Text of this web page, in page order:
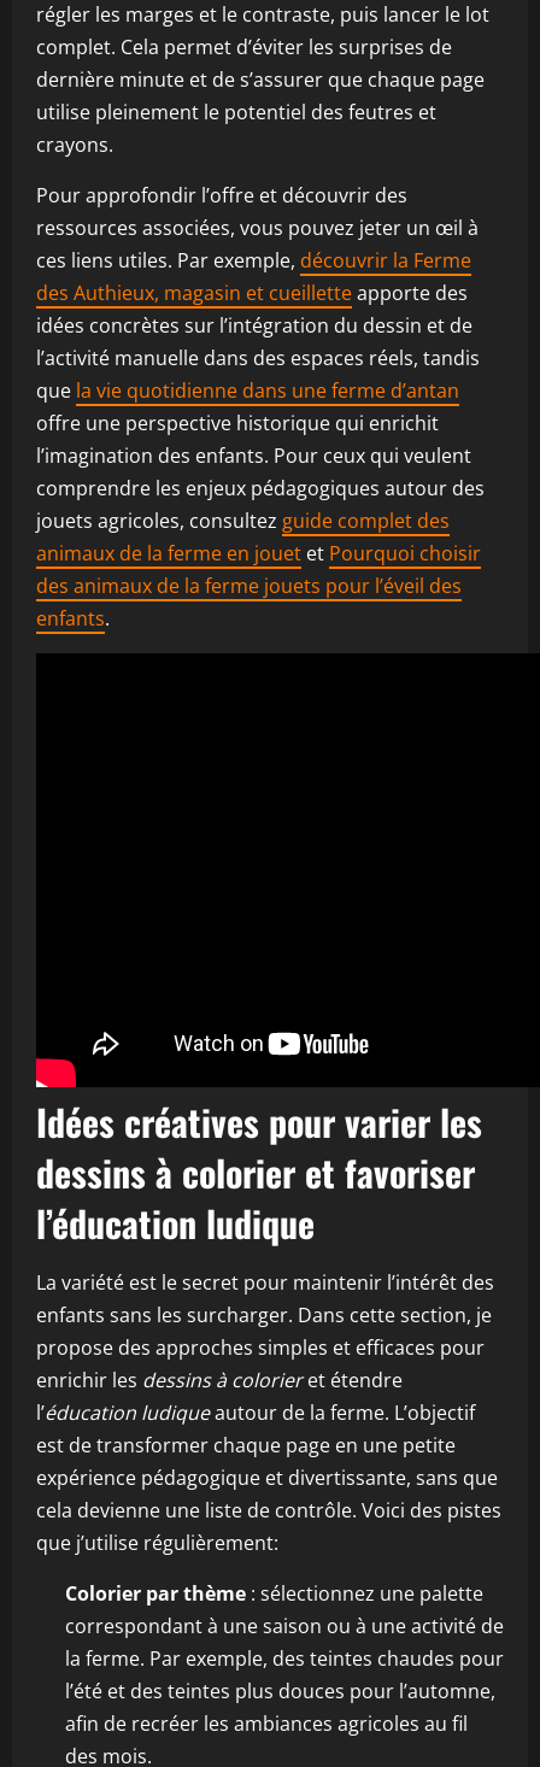
régler les marges et le contraste, puis lancer le lot
complet. Cela permet d’éviter les surprises de
dernière minute et de s’assurer que chaque page
utilise pleinement le potentiel des feutres et
crayons.
Pour approfondir l’offre et découvrir des
ressources associées, vous pouvez jeter un œil à
ces liens utiles. Par exemple, découvrir la Ferme
des Authieux, magasin et cueilletteapporte des
idées concrètes sur l’intégration du dessin et de
l’activité manuelle dans des espaces réels, tandis
que la vie quotidienne dans une ferme d’antan
offre une perspective historique qui enrichit
l’imagination des enfants. Pour ceux qui veulent
comprendre les enjeux pédagogiques autour des
jouets agricoles, consultez guide complet des
animaux de la ferme en jouet et Pourquoi choisir
des animaux de la ferme jouets pour l’éveil des
enfants.
Idées créatives pour varier les
dessins à colorier et favoriser
l’éducation ludique
La variété est le secret pour maintenir l’intérêt des
enfants sans les surcharger. Dans cette section, je
propose des approches simples et efficaces pour
enrichir les dessins à colorieret étendre
l’éducation ludiqueautour de la ferme. L’objectif
est de transformer chaque page en une petite
expérience pédagogique et divertissante, sans que
cela devienne une liste de contrôle. Voici des pistes
que j’utilise régulièrement:
Colorier par thème : sélectionnez une palette
correspondant à une saison ou à une activité de
la ferme. Par exemple, des teintes chaudes pour
l’été et des teintes plus douces pour l’automne,
afin de recréer les ambiances agricoles au fil
des mois.